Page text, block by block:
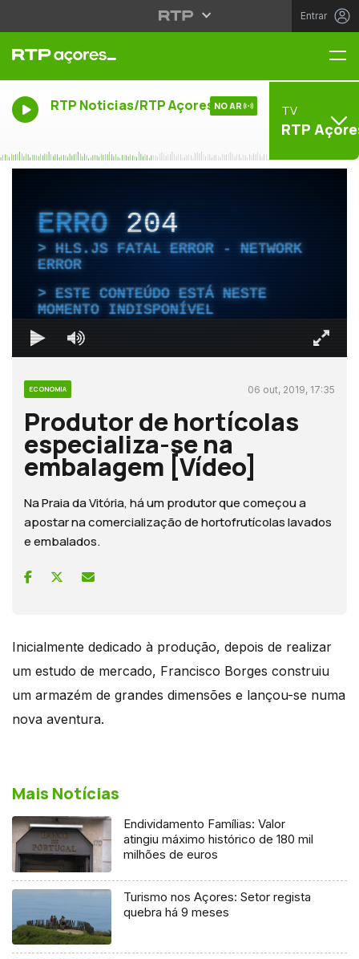
Entrar
RTP Noticias/RTP Açores NO AR TV
RTP
ERRO204
HLS.JS FATAL ERROR - NETWORK
ERROR
ESTE CONTEÚDO ESTÁ NESTE
MOMENTO INDISPONÍVEL
ECONOMIA 06 out, 2019, 17:35
Produtor de hortícolas
especializa-se na
embalagem [Vídeo]
Na Praia da Vitória, há um produtor que começou a
apostar na comercialização de hortofrutícolas lavados
e embalados.
Inicialmente dedicado à produção, depois de realizar
um estudo de mercado, Francisco Borges construiu
um armazém de grandes dimensões e lançou-se numa
nova aventura.
Mais Notícias
Endividamento Famílias: Valor
atingiu máximo histórico de 180 mil
milhões de euros
Turismo nos Açores: Setor regista
quebra há 9 meses